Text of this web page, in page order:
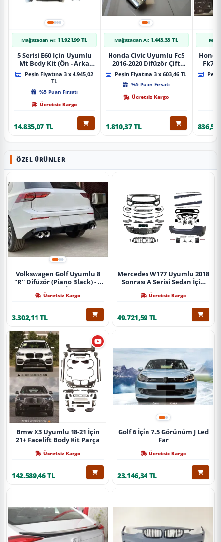
Mağazadan Al: 11.921,99 TL
5 Serisi E60 Için Uyumlu
Mt Body Kit (Ön - Arka
Tampon -Marspiyel )
Peşin Fiyatına 3 x 4.945,02
TL
%5 Puan Fırsatı
Ücretsiz Kargo
14.835,07 TL
Mağazadan Al: 1.443,33 TL
Honda Civic Uyumlu Fc5
2016-2020 Difüzör Çift
Çıkış İçin Egzoz Seti
Peşin Fiyatına 3 x 603,46 TL
%5 Puan Fırsatı
Ücretsiz Kargo
1.810,37 TL
Fk7
836,51
ÖZEL ÜRÜNLER
Volkswagen Golf Uyumlu 8
''R'' Difüzör (Piano Black) - 4
Paket İçin)
Ücretsiz Kargo
3.302,11 TL
Mercedes W177 Uyumlu 2018
Sonrası A Serisi Sedan İçin
Tamponlu Set)
Ücretsiz Kargo
49.721,59 TL
Bmw X3 Uyumlu 18-21 İçin
21+ Facelift Body Kit Parça
Ücretsiz Kargo
142.589,46 TL
Golf 6 İçi̇n 7.5 Görünüm J Led
Far
Ücretsiz Kargo
23.146,34 TL